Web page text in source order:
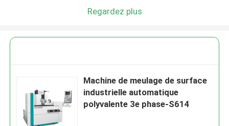
Regardez plus
Machine de meulage de surface
industrielle automatique
polyvalente 3e phase-S614